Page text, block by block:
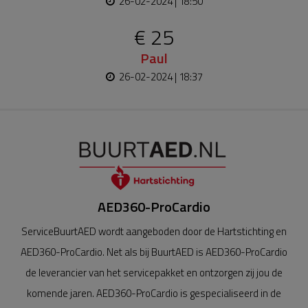
€ 25
Paul
26-02-2024 | 18:37
AED360-ProCardio
ServiceBuurtAED wordt aangeboden door de Hartstichting en
AED360-ProCardio. Net als bij BuurtAED is AED360-ProCardio
de leverancier van het servicepakket en ontzorgen zij jou de
komende jaren. AED360-ProCardio is gespecialiseerd in de